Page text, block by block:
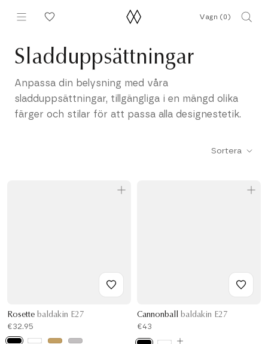
Vagn (0)
Sladduppsättningar
Anpassa din belysning med våra
sladduppsättningar, tillgängliga i en mängd olika
färger och stilar för att passa alla designestetik.
Sortera
Rosette baldakin E27
€32.95
Cannonball baldakin E27
€43